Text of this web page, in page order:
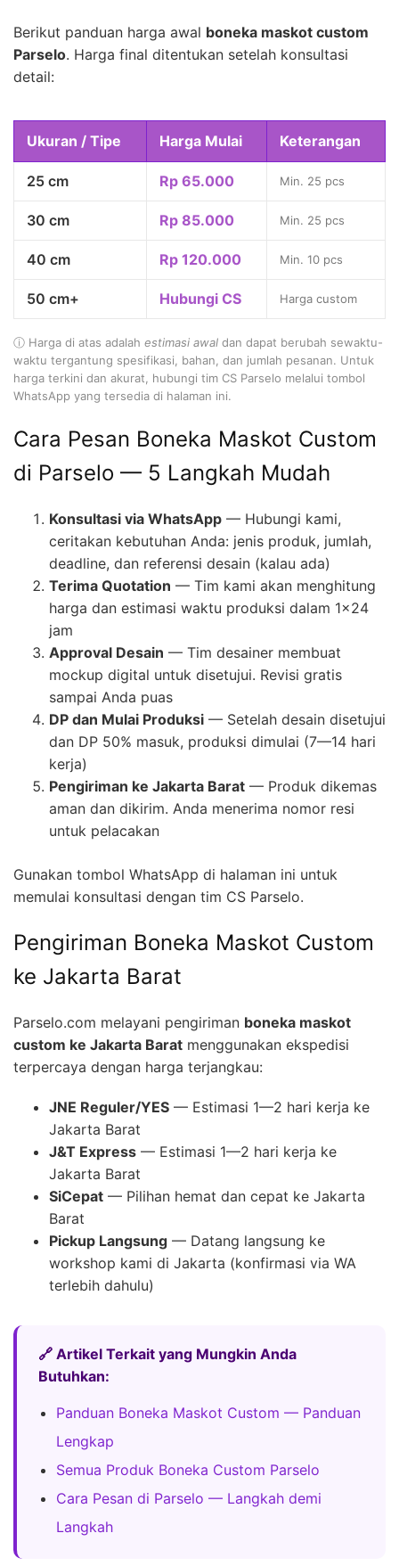
Berikut panduan harga awal boneka maskot custom
Parselo. Harga final ditentukan setelah konsultasi
detail:
Ukuran / Tipe Harga Mulai Keterangan
25 cm Rp 65.000 Min. 25 pcs
30 cm Rp 85.000 Min. 25 pcs
40 cm Rp 120.000 Min. 10 pcs
50 cm+ Hubungi CS Harga custom
ⓘ Harga di atas adalah estimasi awal dan dapat berubah sewaktu-
waktu tergantung spesifikasi, bahan, dan jumlah pesanan. Untuk
harga terkini dan akurat, hubungi tim CS Parselo melalui tombol
WhatsApp yang tersedia di halaman ini.
Cara Pesan Boneka Maskot Custom
di Parselo — 5 Langkah Mudah
Konsultasi via WhatsApp — Hubungi kami,
ceritakan kebutuhan Anda: jenis produk, jumlah,
deadline, dan referensi desain (kalau ada)
Terima Quotation — Tim kami akan menghitung
harga dan estimasi waktu produksi dalam 1×24
jam
Approval Desain — Tim desainer membuat
mockup digital untuk disetujui. Revisi gratis
sampai Anda puas
DP dan Mulai Produksi — Setelah desain disetujui
dan DP 50% masuk, produksi dimulai (7—14 hari
kerja)
Pengiriman ke Jakarta Barat — Produk dikemas
aman dan dikirim. Anda menerima nomor resi
untuk pelacakan
Gunakan tombol WhatsApp di halaman ini untuk
memulai konsultasi dengan tim CS Parselo.
Pengiriman Boneka Maskot Custom
ke Jakarta Barat
Parselo.com melayani pengiriman boneka maskot
custom ke Jakarta Barat menggunakan ekspedisi
terpercaya dengan harga terjangkau:
JNE Reguler/YES — Estimasi 1—2 hari kerja ke
Jakarta Barat
J&T Express — Estimasi 1—2 hari kerja ke
Jakarta Barat
SiCepat — Pilihan hemat dan cepat ke Jakarta
Barat
Pickup Langsung — Datang langsung ke
workshop kami di Jakarta (konfirmasi via WA
terlebih dahulu)
🔗 Artikel Terkait yang Mungkin Anda
Butuhkan:
Panduan Boneka Maskot Custom — Panduan
Lengkap
Semua Produk Boneka Custom Parselo
Cara Pesan di Parselo — Langkah demi
Langkah